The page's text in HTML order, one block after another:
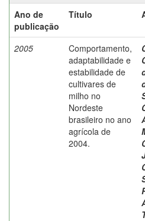
Ano de
publicação
Título
2005
Comportamento,
adaptabilidade e
estabilidade de
cultivares de
milho no
Nordeste
brasileiro no ano
agrícola de
2004.